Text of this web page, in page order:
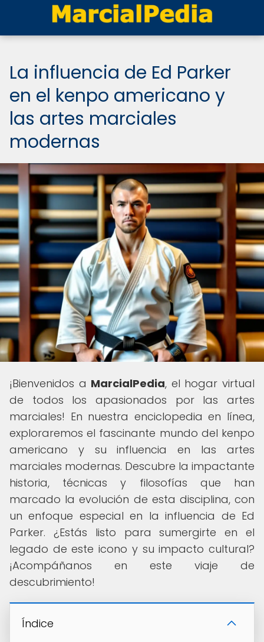
La influencia de Ed Parker
en el kenpo americano y
las artes marciales
modernas
¡Bienvenidos a MarcialPedia, el hogar virtual
de todos los apasionados por las artes
marciales! En nuestra enciclopedia en línea,
exploraremos el fascinante mundo del kenpo
americano y su influencia en las artes
marciales modernas. Descubre la impactante
historia, técnicas y filosofías que han
marcado la evolución de esta disciplina, con
un enfoque especial en la influencia de Ed
Parker. ¿Estás listo para sumergirte en el
legado de este icono y su impacto cultural?
¡Acompáñanos en este viaje de
descubrimiento!
Índice